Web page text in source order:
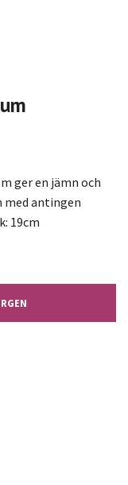
ger en jämn och
antingen
19cm